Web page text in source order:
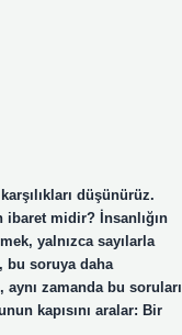
düşünürüz.
ibaret midir? İnsanlığın
yalnızca sayılarla
soruya daha
zamanda bu soruları
kapısını aralar: Bir